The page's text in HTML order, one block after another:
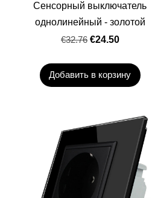
Сенсорный выключатель
однолинейный - золотой
€32.76 €24.50
Добавить в корзину